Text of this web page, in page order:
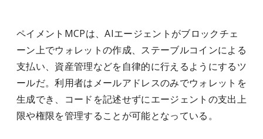
ペイメントMCPは、AIエージェントがブロックチェ
ーン上でウォレットの作成、ステーブルコインによる
支払い、資産管理などを自律的に行えるようにするツ
ールだ。利用者はメールアドレスのみでウォレットを
生成でき、コードを記述せずにエージェントの支出上
限や権限を管理することが可能となっている。